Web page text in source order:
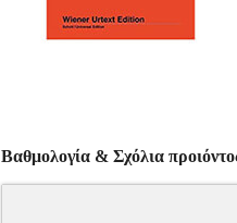
Βαθμολογία & Σχόλια